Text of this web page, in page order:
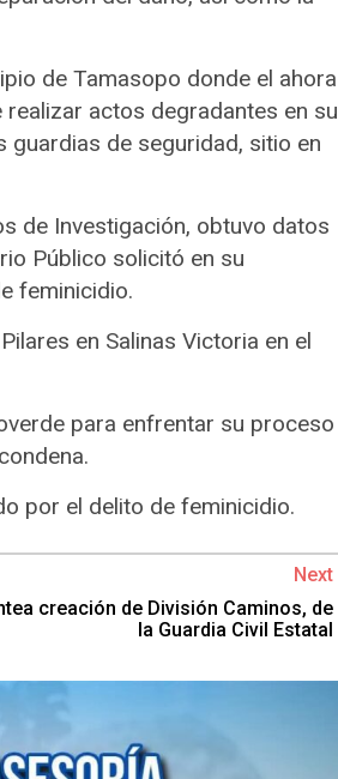
de Tamasopo donde el ahora
actos degradantes en su
guardias de seguridad, sitio en
de Investigación, obtuvo datos
Público solicitó en su
feminicidio.
en Salinas Victoria en el
para enfrentar su proceso
por el delito de feminicidio.
Next
creación de División Caminos, de
la Guardia Civil Estatal